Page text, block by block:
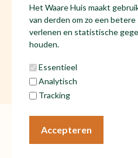
Het Waare Huis maakt
van derden om zo een
verlenen en statistische
houden.
Essentieel
Analytisch
Tracking
Accepteren
Huis kopen Rosmalen
Huis verkopen Den Bosch
NL81 53.60.447.B01
Social media
Algemene voorwaarden